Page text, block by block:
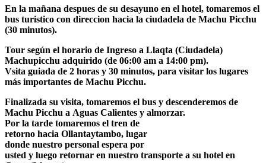
En la mañana despues de su desayuno en el hotel, tomaremos el
bus turistico con direccion hacia la ciudadela de Machu Picchu
(30 minutos).
Tour según el horario de Ingreso a Llaqta (Ciudadela)
Machupicchu adquirido (de 06:00 am a 14:00 pm).
Vsita guiada de 2 horas y 30 minutos, para visitar los lugares
más importantes de Machu Picchu.
Finalizada su visita, tomaremos el bus y descenderemos de
Machu Picchu a Aguas Calientes y almorzar.
Por la tarde tomaremos el tren de
retorno hacia Ollantaytambo, lugar
donde nuestro personal espera por
usted y luego retornar en nuestro transporte a su hotel en